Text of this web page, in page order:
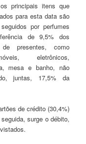
principais itens que
para esta data são
por perfumes
de 9,5% dos
presentes, como
eletrônicos,
mesa e banho, não
juntas, 17,5% da
de crédito (30,4%)
surge o débito,